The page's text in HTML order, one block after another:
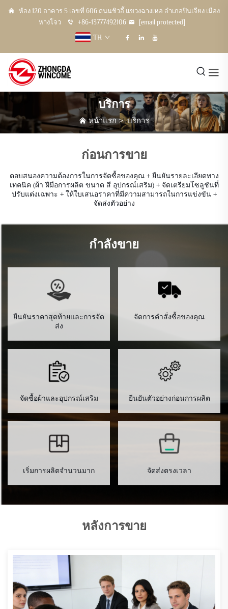
ห้อง 120 อาคาร 5 เลขที่ 606 ถนนชิวอี้ แขวงฉางเหอ อำเภอปินเจียง เมือง
หางโจว
+86-13777492106
[email protected]
TH
บริการ
หน้าแรก>บริการ
ก่อนการขาย
ตอบสนองความต้องการในการจัดซื้อของคุณ + ยืนยันรายละเอียดทาง
เทคนิค (ผ้า ฝีมือการผลิต ขนาด สี อุปกรณ์เสริม) + จัดเตรียมโซลูชันที่
ปรับแต่งเฉพาะ + ให้ใบเสนอราคาที่มีความสามารถในการแข่งขัน +
จัดส่งตัวอย่าง
กำลังขาย
ยืนยันราคาสุดท้ายและการจัด
ส่ง
จัดการคำสั่งซื้อของคุณ
จัดซื้อผ้าและอุปกรณ์เสริม ยืนยันตัวอย่างก่อนการผลิต
เริ่มการผลิตจำนวนมาก จัดส่งตรงเวลา
หลังการขาย